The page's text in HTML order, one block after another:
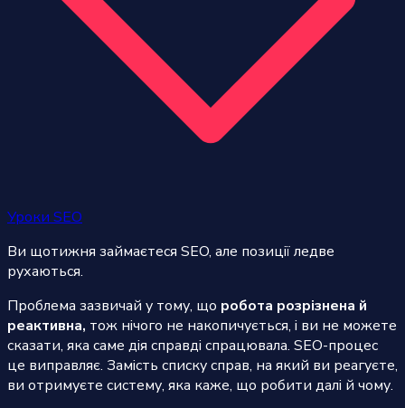
Уроки SEO
Ви щотижня займаєтеся SEO, але позиції ледве
рухаються.
Проблема зазвичай у тому, що робота розрізнена й
реактивна, тож нічого не накопичується, і ви не можете
сказати, яка саме дія справді спрацювала. SEO-процес
це виправляє. Замість списку справ, на який ви реагуєте,
ви отримуєте систему, яка каже, що робити далі й чому.